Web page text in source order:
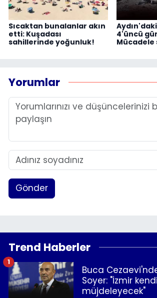
Sıcaktan bunalanlar akın
etti: Kuşadası
sahillerinde yoğunluk!
4'üncü
Yorumlar
Gönder
Trend Haberler
Buca
Soyer: "İzmir
müjdeleyecek"
1